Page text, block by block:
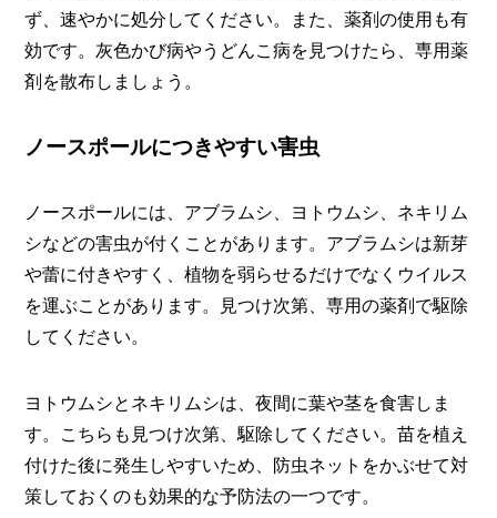
ず、速やかに処分してください。また、薬剤の使用も有
効です。灰色かび病やうどんこ病を見つけたら、専用薬
剤を散布しましょう。
ノースポールにつきやすい害虫
ノースポールには、アブラムシ、ヨトウムシ、ネキリム
シなどの害虫が付くことがあります。アブラムシは新芽
や蕾に付きやすく、植物を弱らせるだけでなくウイルス
を運ぶことがあります。見つけ次第、専用の薬剤で駆除
してください。
ヨトウムシとネキリムシは、夜間に葉や茎を食害しま
す。こちらも見つけ次第、駆除してください。苗を植え
付けた後に発生しやすいため、防虫ネットをかぶせて対
策しておくのも効果的な予防法の一つです。